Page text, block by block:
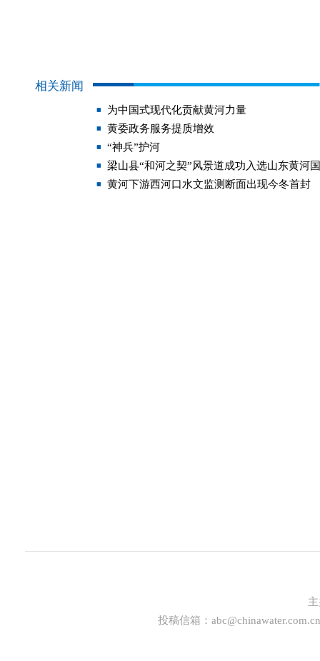
相关新闻
为中国式现代化贡献黄河力量
黄委政务服务提质增效
“神兵”护河
梁山县“和河之契”风景道成功入选山东黄河
黄河下游西河口水文监测断面出现今冬首封
投稿信箱： abc@chinawater.com.cn